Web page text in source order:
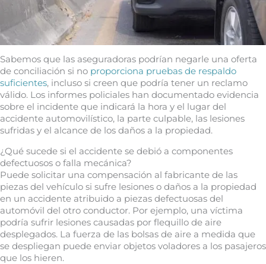
Sabemos que las aseguradoras podrían negarle una oferta
de conciliación si no proporciona pruebas de respaldo
suficientes, incluso si creen que podría tener un reclamo
válido. Los informes policiales han documentado evidencia
sobre el incidente que indicará la hora y el lugar del
accidente automovilístico, la parte culpable, las lesiones
sufridas y el alcance de los daños a la propiedad.
¿Qué sucede si el accidente se debió a componentes
defectuosos o falla mecánica?
Puede solicitar una compensación al fabricante de las
piezas del vehículo si sufre lesiones o daños a la propiedad
en un accidente atribuido a piezas defectuosas del
automóvil del otro conductor. Por ejemplo, una víctima
podría sufrir lesiones causadas por flequillo de aire
desplegados. La fuerza de las bolsas de aire a medida que
se despliegan puede enviar objetos voladores a los pasajeros
que los hieren.